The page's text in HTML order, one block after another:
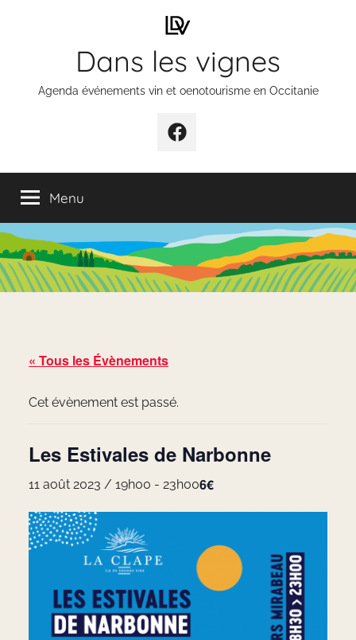
Dans les vignes
Agenda événements vin et oenotourisme en Occitanie
Élément
menu
Menu
« Tous les Évènements
Cet évènement est passé.
Les Estivales de Narbonne
11 août 2023 / 19h00 - 23h006€